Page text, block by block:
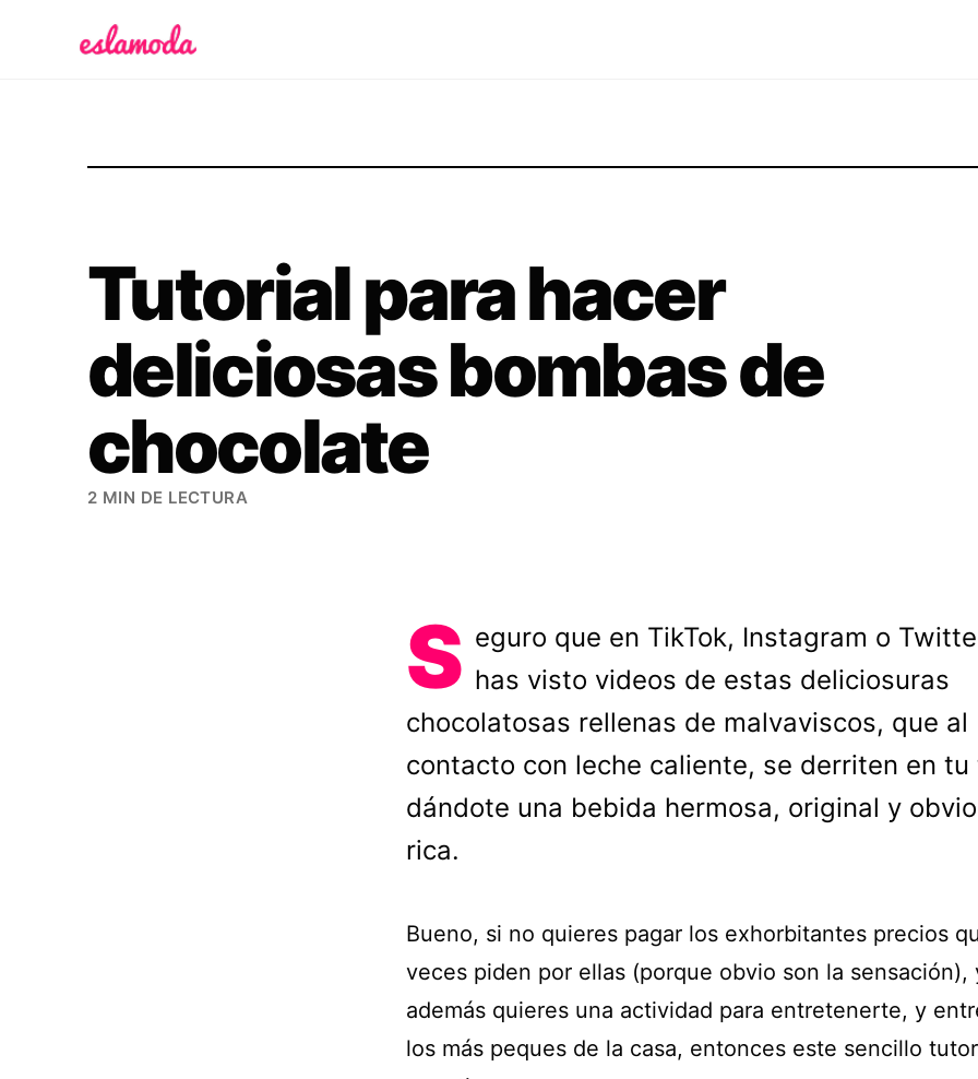
Tutorial para hacer
deliciosas bombas de
chocolate
2 MIN DE LECTURA
S eguro que en TikTok, Instagram o
has visto videos de estas deliciosuras
chocolatosas rellenas de malvaviscos, que al
contacto con leche caliente, se derriten en tu
dándote una bebida hermosa, original y
rica.
Bueno, si no quieres pagar los exhorbitantes precios
veces piden por ellas (porque obvio son la sensación),
además quieres una actividad para entretenerte, y
los más peques de la casa, entonces este sencillo